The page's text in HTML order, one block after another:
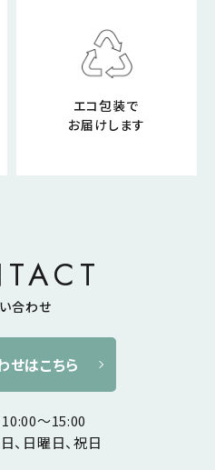
エコ包装で
お届けします
合わせ
せはこちら
10:00～15:00
、日曜日、祝日